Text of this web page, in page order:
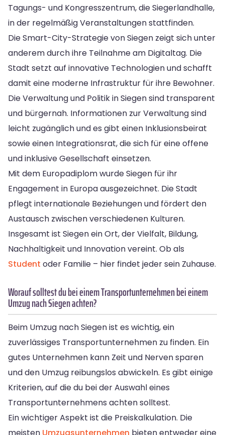
Tagungs- und Kongresszentrum, die Siegerlandhalle,
in der regelmäßig Veranstaltungen stattfinden.
Die Smart-City-Strategie von Siegen zeigt sich unter
anderem durch ihre Teilnahme am Digitaltag. Die
Stadt setzt auf innovative Technologien und schafft
damit eine moderne Infrastruktur für ihre Bewohner.
Die Verwaltung und Politik in Siegen sind transparent
und bürgernah. Informationen zur Verwaltung sind
leicht zugänglich und es gibt einen Inklusionsbeirat
sowie einen Integrationsrat, die sich für eine offene
und inklusive Gesellschaft einsetzen.
Mit dem Europadiplom wurde Siegen für ihr
Engagement in Europa ausgezeichnet. Die Stadt
pflegt internationale Beziehungen und fördert den
Austausch zwischen verschiedenen Kulturen.
Insgesamt ist Siegen ein Ort, der Vielfalt, Bildung,
Nachhaltigkeit und Innovation vereint. Ob als
Student oder Familie – hier findet jeder sein Zuhause.
Worauf solltest du bei einem Transportunternehmen bei einem
Umzug nach Siegen achten?
Beim Umzug nach Siegen ist es wichtig, ein
zuverlässiges Transportunternehmen zu finden. Ein
gutes Unternehmen kann Zeit und Nerven sparen
und den Umzug reibungslos abwickeln. Es gibt einige
Kriterien, auf die du bei der Auswahl eines
Transportunternehmens achten solltest.
Ein wichtiger Aspekt ist die Preiskalkulation. Die
meisten Umzugsunternehmen bieten entweder eine